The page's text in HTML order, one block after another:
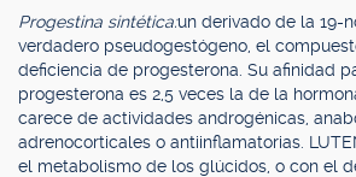
Progestina sintética:un derivado de la 19-
verdadero pseudogestógeno, el
deficiencia de progesterona. Su afinidad
progesterona es 2,5 veces la de la
carece de actividades androgénicas,
adrenocorticales o antiinflamatorias.
el metabolismo de los glúcidos, o con el